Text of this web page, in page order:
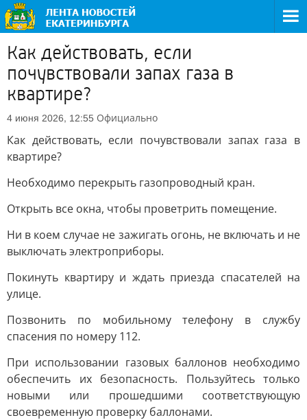
Как действовать, если
почувствовали запах газа в
квартире?
4 июня 2026, 12:55 Официально
Как действовать, если почувствовали запах газа в
квартире?
Необходимо перекрыть газопроводный кран.
Открыть все окна, чтобы проветрить помещение.
Ни в коем случае не зажигать огонь, не включать и не
выключать электроприборы.
Покинуть квартиру и ждать приезда спасателей на
улице.
Позвонить по мобильному телефону в службу
спасения по номеру 112.
При использовании газовых баллонов необходимо
обеспечить их безопасность. Пользуйтесь только
новыми или прошедшими соответствующую
своевременную проверку баллонами.